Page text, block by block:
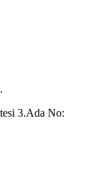
3.Ada No: